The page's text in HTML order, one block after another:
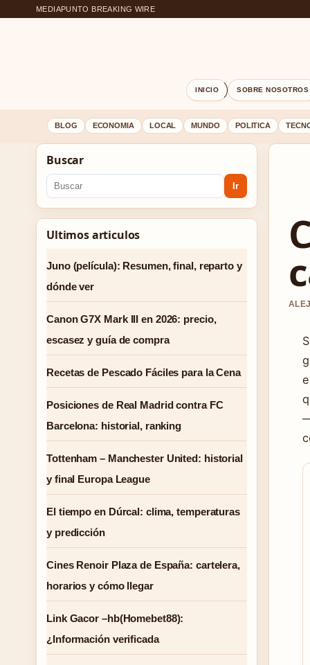
MEDIAPUNTO BREAKING WIRE
INICIO SOBRE NOSOTROS
BLOG ECONOMIA LOCAL MUNDO POLITICA
Buscar
Ir
Ultimos articulos
Juno (película): Resumen, final, reparto y
dónde ver
Canon G7X Mark III en 2026: precio,
escasez y guía de compra
Recetas de Pescado Fáciles para la Cena
Posiciones de Real Madrid contra FC
Barcelona: historial, ranking
Tottenham – Manchester United: historial
y final Europa League
El tiempo en Dúrcal: clima, temperaturas
y predicción
Cines Renoir Plaza de España: cartelera,
horarios y cómo llegar
Link Gacor –hb(Homebet88):
¿Información verificada